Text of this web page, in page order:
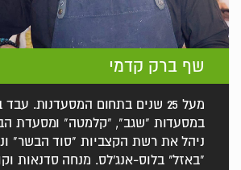
שף ברק קדמי
מעל 25 שנים בתחום המסעדנות.
ניהל את רשת הקצביות "סוד הבשר"
"באזל" בלוס-אנג'לס. מנחה סדנאות